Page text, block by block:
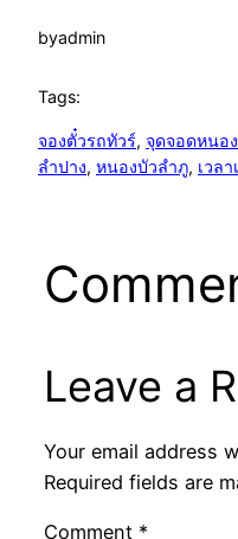
byadmin
Tags:
จองตั๋วรถทัวร์, จุดจอดหนอ
ลำปาง, หนองบัวลำภู, เวล
Leave a
Your email address
Required fields are
Comment *